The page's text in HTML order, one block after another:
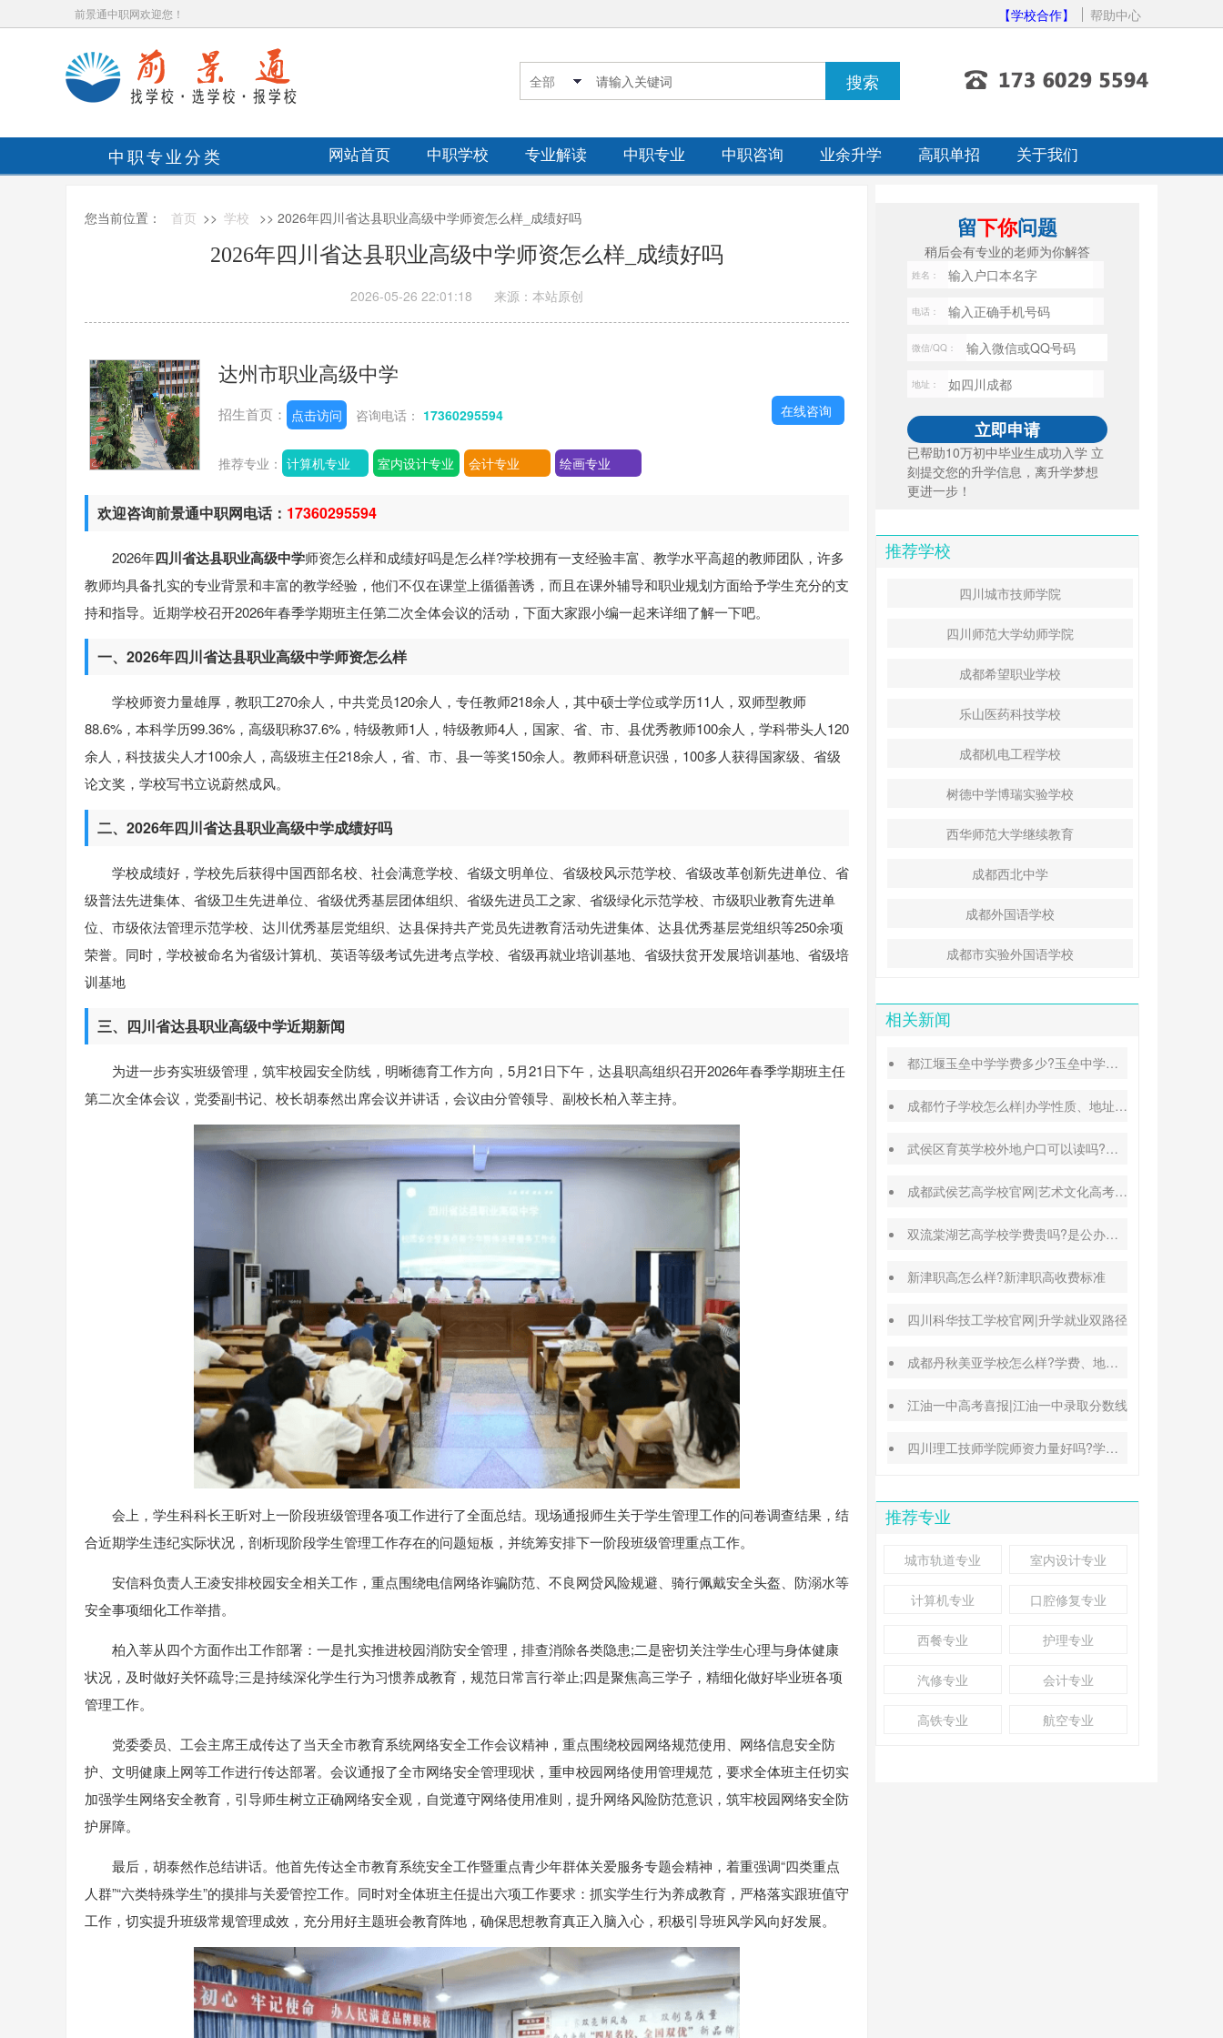
前景通中职网欢迎您！ 【学校合作】 帮助中心
中职专业分类 网站首页 中职学校 专业解读 中职专业 中职咨询 业余升学 高职单招 关于我们
您当前位置： 首页 >> 学校 >> 2026年四川省达县职业高级中学师资怎么样_成绩好吗
2026年四川省达县职业高级中学师资怎么样_成绩好吗
2026-05-26 22:01:18 来源：本站原创
达州市职业高级中学
招生首页： 点击访问 咨询电话： 17360295594
推荐专业： 计算机专业 室内设计专业 会计专业 绘画专业
在线咨询
欢迎咨询前景通中职网电话： 17360295594
2026年四川省达县职业高级中学师资怎么样和成绩好吗是怎么样?学校拥有一支经验丰富、教学水平高超的教师团队，许多
教师均具备扎实的专业背景和丰富的教学经验，他们不仅在课堂上循循善诱，而且在课外辅导和职业规划方面给予学生充分的支
持和指导。近期学校召开2026年春季学期班主任第二次全体会议的活动，下面大家跟小编一起来详细了解一下吧。
一、2026年四川省达县职业高级中学师资怎么样
学校师资力量雄厚，教职工270余人，中共党员120余人，专任教师218余人，其中硕士学位或学历11人，双师型教师
88.6%，本科学历99.36%，高级职称37.6%，特级教师1人，特级教师4人，国家、省、市、县优秀教师100余人，学科带头人120
余人，科技拔尖人才100余人，高级班主任218余人，省、市、县一等奖150余人。教师科研意识强，100多人获得国家级、省级
论文奖，学校写书立说蔚然成风。
二、2026年四川省达县职业高级中学成绩好吗
学校成绩好，学校先后获得中国西部名校、社会满意学校、省级文明单位、省级校风示范学校、省级改革创新先进单位、省
级普法先进集体、省级卫生先进单位、省级优秀基层团体组织、省级先进员工之家、省级绿化示范学校、市级职业教育先进单
位、市级依法管理示范学校、达川优秀基层党组织、达县保持共产党员先进教育活动先进集体、达县优秀基层党组织等250余项
荣誉。同时，学校被命名为省级计算机、英语等级考试先进考点学校、省级再就业培训基地、省级扶贫开发展培训基地、省级培
训基地
三、四川省达县职业高级中学近期新闻
为进一步夯实班级管理，筑牢校园安全防线，明晰德育工作方向，5月21日下午，达县职高组织召开2026年春季学期班主任
第二次全体会议，党委副书记、校长胡泰然出席会议并讲话，会议由分管领导、副校长柏入莘主持。
会上，学生科科长王昕对上一阶段班级管理各项工作进行了全面总结。现场通报师生关于学生管理工作的问卷调查结果，结
合近期学生违纪实际状况，剖析现阶段学生管理工作存在的问题短板，并统筹安排下一阶段班级管理重点工作。
安信科负责人王凌安排校园安全相关工作，重点围绕电信网络诈骗防范、不良网贷风险规避、骑行佩戴安全头盔、防溺水等
安全事项细化工作举措。
柏入莘从四个方面作出工作部署：一是扎实推进校园消防安全管理，排查消除各类隐患;二是密切关注学生心理与身体健康
状况，及时做好关怀疏导;三是持续深化学生行为习惯养成教育，规范日常言行举止;四是聚焦高三学子，精细化做好毕业班各项
管理工作。
党委委员、工会主席王成传达了当天全市教育系统网络安全工作会议精神，重点围绕校园网络规范使用、网络信息安全防
护、文明健康上网等工作进行传达部署。会议通报了全市网络安全管理现状，重申校园网络使用管理规范，要求全体班主任切实
加强学生网络安全教育，引导师生树立正确网络安全观，自觉遵守网络使用准则，提升网络风险防范意识，筑牢校园网络安全防
护屏障。
最后，胡泰然作总结讲话。他首先传达全市教育系统安全工作暨重点青少年群体关爱服务专题会精神，着重强调“四类重点
人群”“六类特殊学生”的摸排与关爱管控工作。同时对全体班主任提出六项工作要求：抓实学生行为养成教育，严格落实跟班值守
工作，切实提升班级常规管理成效，充分用好主题班会教育阵地，确保思想教育真正入脑入心，积极引导班风学风向好发展。
留下你问题
稍后会有专业的老师为你解答
姓名：
电话：
微信/QQ：
地址：
已帮助10万初中毕业生成功入学 立
刻提交您的升学信息，离升学梦想
更进一步！
推荐学校
四川城市技师学院
四川师范大学幼师学院
成都希望职业学校
乐山医药科技学校
成都机电工程学校
树德中学博瑞实验学校
西华师范大学继续教育
成都西北中学
成都外国语学校
成都市实验外国语学校
相关新闻
都江堰玉垒中学学费多少?玉垒中学录取分数线
成都竹子学校怎么样|办学性质、地址、学费汇总
武侯区育英学校外地户口可以读吗?转学插班条件
成都武侯艺高学校官网|艺术文化高考班能高考吗
双流棠湖艺高学校学费贵吗?是公办还是民办
新津职高怎么样?新津职高收费标准
四川科华技工学校官网|升学就业双路径
成都丹秋美亚学校怎么样?学费、地址、办学特色汇总
江油一中高考喜报|江油一中录取分数线
四川理工技师学院师资力量好吗?学校地址在哪里
推荐专业
城市轨道专业 室内设计专业
计算机专业 口腔修复专业
西餐专业 护理专业
汽修专业 会计专业
高铁专业 航空专业